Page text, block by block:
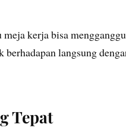
kerja bisa
langsung
Tepat